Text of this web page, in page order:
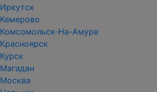
Иркутск
Кемерово
Комсомольск-На-Амуре
Красноярск
Курск
Магадан
Москва